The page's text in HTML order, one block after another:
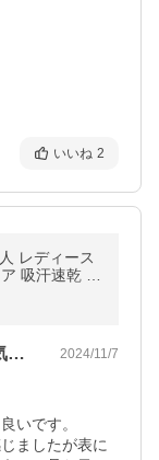
いいね 2
レディース
吸汗速乾 ア
履き心地は生地がツルツルしていて気持ち… 2024/11/7
いです。
ましたが表に